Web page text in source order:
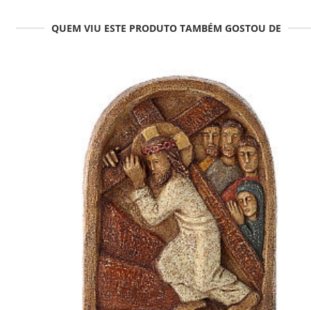
QUEM VIU ESTE PRODUTO TAMBÉM GOSTOU DE